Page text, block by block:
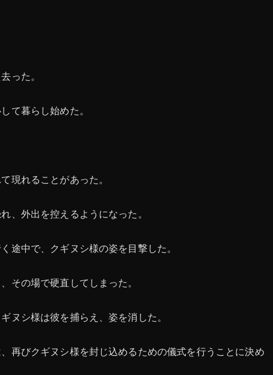
った。
て暮らし始めた。
現れることがあった。
、外出を控えるようになった。
途中で、クギヌシ様の姿を目撃した。
その場で硬直してしまった。
ヌシ様は彼を捕らえ、姿を消した。
再びクギヌシ様を封じ込めるための儀式を行うことに決め